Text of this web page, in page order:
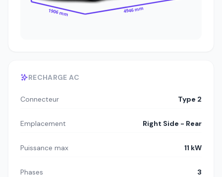
1906 mm 4946 mm
RECHARGE AC
Connecteur Type 2
Emplacement Right Side - Rear
Puissance max 11 kW
Phases 3